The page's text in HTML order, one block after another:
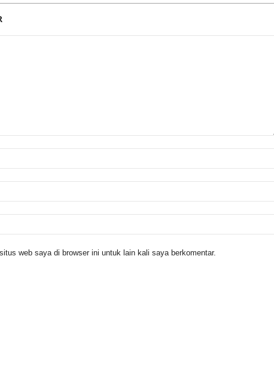
web saya di browser ini untuk lain kali saya berkomentar.